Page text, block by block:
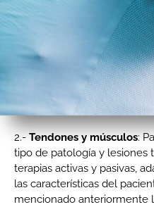
2.- Tendones y músculos:
tipo de patología y lesiones
terapias activas y pasivas,
las características del
mencionado anteriormente